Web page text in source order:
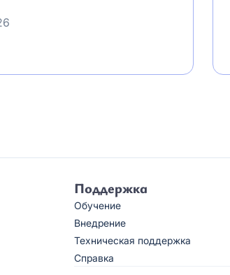
Поддержка
Обучение
Внедрение
Техническая поддержка
Справка